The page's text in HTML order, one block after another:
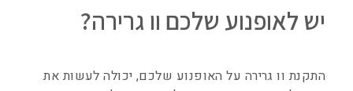
יש לאופנוע שלכם וו גרירה?
התקנת וו גרירה על האופנוע שלכם, יכולה לעשות את